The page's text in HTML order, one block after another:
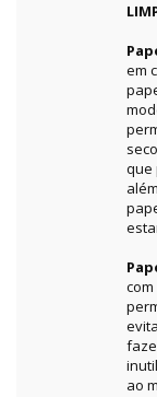
em
que
ao